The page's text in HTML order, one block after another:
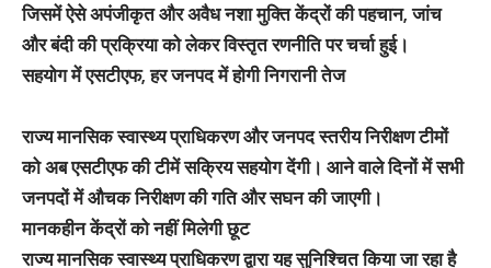
जिसमें ऐसे अपंजीकृत और अवैध नशा मुक्ति केंद्रों की पहचान, जांच
और बंदी की प्रक्रिया को लेकर विस्तृत रणनीति पर चर्चा हुई।
सहयोग में एसटीएफ, हर जनपद में होगी निगरानी तेज
राज्य मानसिक स्वास्थ्य प्राधिकरण और जनपद स्तरीय निरीक्षण टीमों
को अब एसटीएफ की टीमें सक्रिय सहयोग देंगी। आने वाले दिनों में सभी
जनपदों में औचक निरीक्षण की गति और सघन की जाएगी।
मानकहीन केंद्रों को नहीं मिलेगी छूट
राज्य मानसिक स्वास्थ्य प्राधिकरण द्वारा यह सुनिश्चित किया जा रहा है